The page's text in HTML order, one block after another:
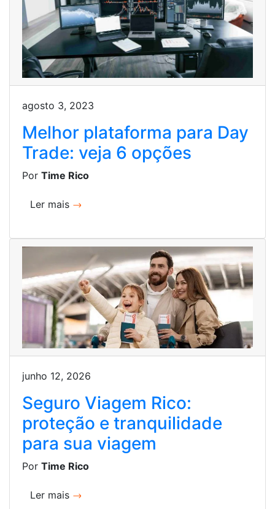
agosto 3, 2023
Melhor plataforma para Day
Trade: veja 6 opções
Por Time Rico
Ler mais
junho 12, 2026
Seguro Viagem Rico:
proteção e tranquilidade
para sua viagem
Por Time Rico
Ler mais